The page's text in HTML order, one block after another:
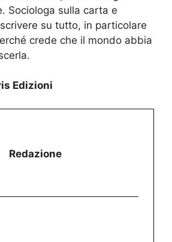
Sociologa sulla carta e
scrivere su tutto, in particolare
crede che il mondo abbia
Edizioni
Redazione